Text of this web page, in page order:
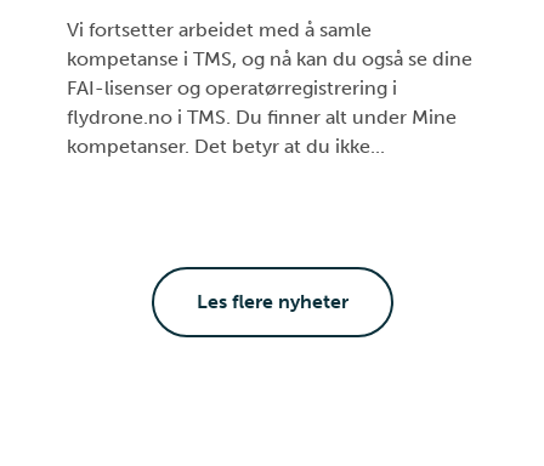
Vi fortsetter arbeidet med å samle
kompetanse i TMS, og nå kan du også se dine
FAI-lisenser og operatørregistrering i
flydrone.no i TMS. Du finner alt under Mine
kompetanser. Det betyr at du ikke...
Les flere nyheter